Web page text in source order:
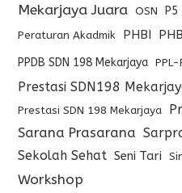
Mekarjaya Juara OSN P5
Peraturan Akadmik PHBI
PPDB SDN 198 Mekarjaya PPL-
Prestasi SDN198
Prestasi SDN 198 Mekarjaya
Sarana Prasarana
Sekolah Sehat Seni Tari
Workshop